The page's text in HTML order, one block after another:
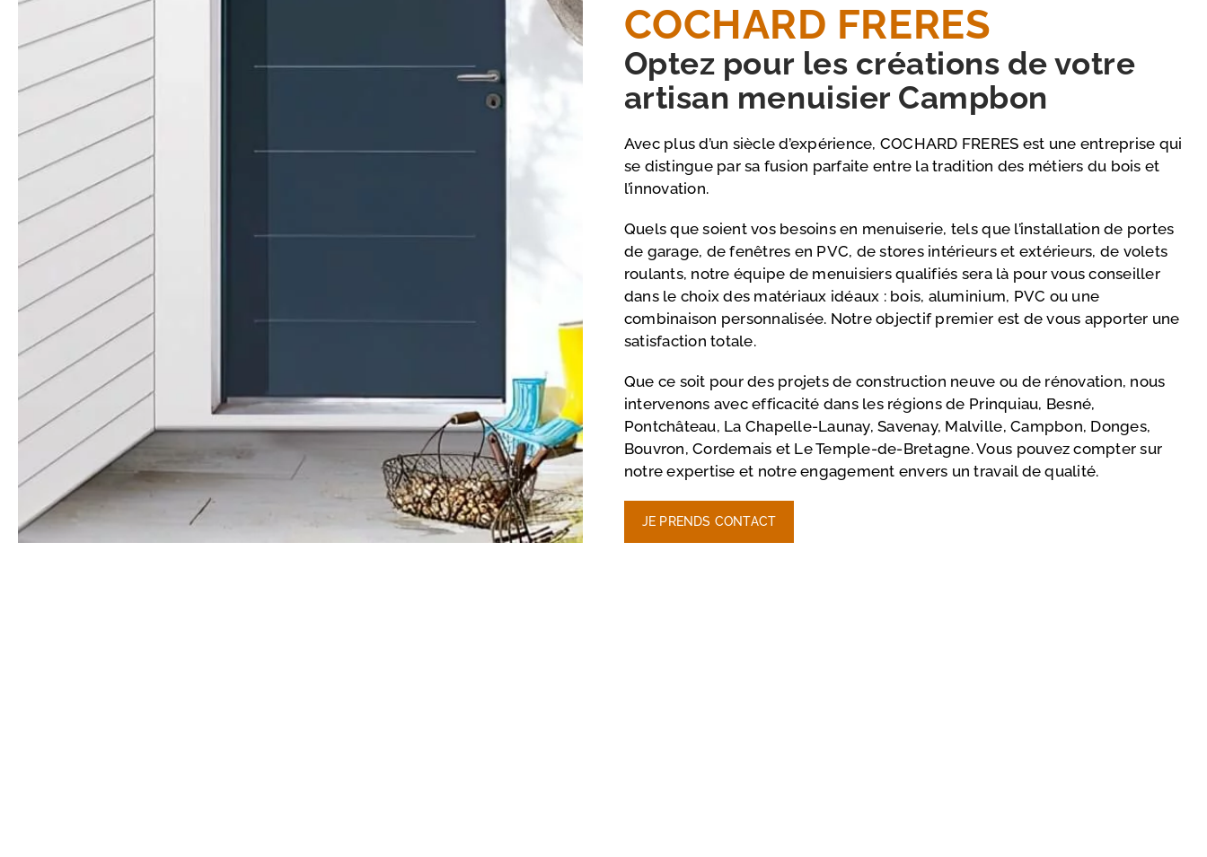
COCHARD FRERES
Optez pour les créations de votre
artisan menuisier Campbon
Avec plus d’un siècle d’expérience, COCHARD FRERES est une entreprise qui
se distingue par sa fusion parfaite entre la tradition des métiers du bois et
l’innovation.
Quels que soient vos besoins en menuiserie, tels que l’installation de portes
de garage, de fenêtres en PVC, de stores intérieurs et extérieurs, de volets
roulants, notre équipe de menuisiers qualifiés sera là pour vous conseiller
dans le choix des matériaux idéaux : bois, aluminium, PVC ou une
combinaison personnalisée. Notre objectif premier est de vous apporter une
satisfaction totale.
Que ce soit pour des projets de construction neuve ou de rénovation, nous
intervenons avec efficacité dans les régions de Prinquiau, Besné,
Pontchâteau, La Chapelle-Launay, Savenay, Malville, Campbon, Donges,
Bouvron, Cordemais et Le Temple-de-Bretagne. Vous pouvez compter sur
notre expertise et notre engagement envers un travail de qualité.
JE PRENDS CONTACT